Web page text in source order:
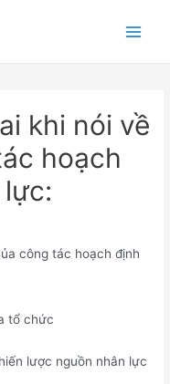
khi nói về
hoạch
công tác hoạch định
tổ chức
lược nguồn nhân lực